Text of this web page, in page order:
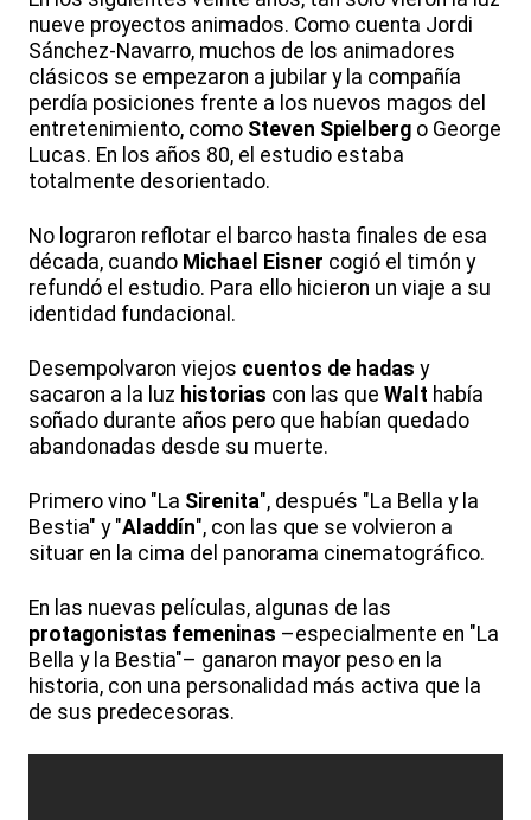
nueve proyectos animados. Como cuenta Jordi
Sánchez-Navarro, muchos de los animadores
clásicos se empezaron a jubilar y la compañía
perdía posiciones frente a los nuevos magos del
entretenimiento, como Steven Spielberg o George
Lucas. En los años 80, el estudio estaba
totalmente desorientado.
No lograron reflotar el barco hasta finales de esa
década, cuando Michael Eisner cogió el timón y
refundó el estudio. Para ello hicieron un viaje a su
identidad fundacional.
Desempolvaron viejos cuentos de hadas y
sacaron a la luz historias con las que Walt había
soñado durante años pero que habían quedado
abandonadas desde su muerte.
Primero vino "La Sirenita", después "La Bella y la
Bestia" y "Aladdín", con las que se volvieron a
situar en la cima del panorama cinematográfico.
En las nuevas películas, algunas de las
protagonistas femeninas –especialmente en "La
Bella y la Bestia"– ganaron mayor peso en la
historia, con una personalidad más activa que la
de sus predecesoras.